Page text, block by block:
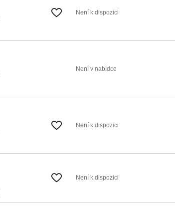
Není k dispozici
Není v nabídce
Není k dispozici
Není k dispozici